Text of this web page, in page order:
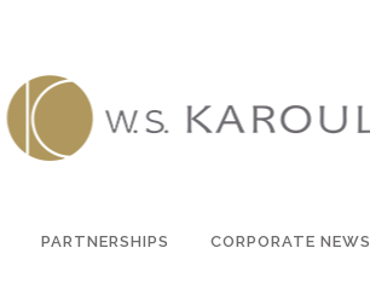
PARTNERSHIPS CORPORATE NEWS